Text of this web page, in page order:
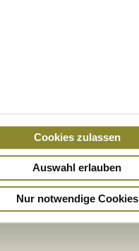
Cookies zulassen
Auswahl erlauben
Nur notwendige Cookies